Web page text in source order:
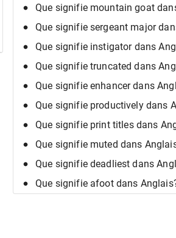
Que signifie mountain goat
Que signifie sergeant major
Que signifie instigator dans
Que signifie truncated dans
Que signifie enhancer dans
Que signifie productively dans
Que signifie print titles dans
Que signifie muted dans
Que signifie deadliest dans
Que signifie afoot dans